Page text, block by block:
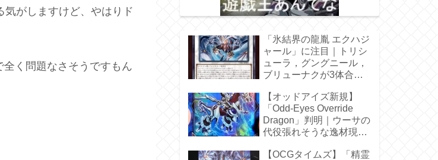
がしますけど、やはりド
く問題なさそうですもん
「氷結界の龍胤 エクハジ
ャール」に注目｜トリシ
ューラ，グングニール，
ブリューナクが3体合
【オッドアイズ新規】
「Odd-Eyes Override
Dragon」判明｜ウーサの
代役張れそうな逸材現
【OCGタイムズ】「精霊